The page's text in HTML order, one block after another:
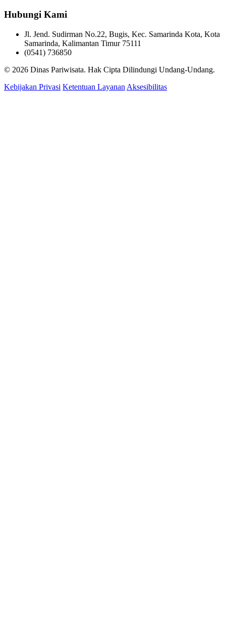
Hubungi Kami
Jl. Jend. Sudirman No.22, Bugis, Kec. Samarinda Kota, Kota
Samarinda, Kalimantan Timur 75111
(0541) 736850
© 2026 Dinas Pariwisata. Hak Cipta Dilindungi Undang-Undang.
Kebijakan Privasi Ketentuan Layanan Aksesibilitas